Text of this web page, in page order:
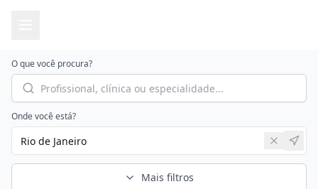
O que você procura?
Onde você está?
Mais filtros